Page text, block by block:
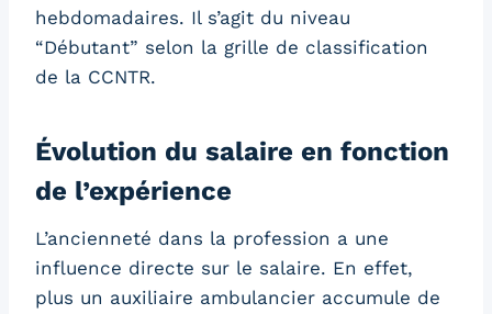
hebdomadaires. Il s’agit du niveau
“Débutant” selon la grille de classification
de la CCNTR.
Évolution du salaire en fonction
de l’expérience
L’ancienneté dans la profession a une
influence directe sur le salaire. En effet,
plus un auxiliaire ambulancier accumule de